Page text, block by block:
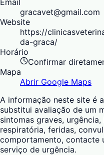
gracavet@gmail.com
Website
https://
da-graca/
Horário
Confirmar
Mapa
Abrir Google Maps
A informação neste site é
substitui avaliação de um
sintomas graves,
respiratória, feridas,
comportamento, contacte
serviço de urgência.